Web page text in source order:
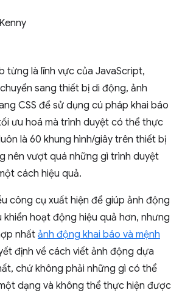
từng là lĩnh vực của JavaScript,
sang thiết bị di động, ảnh
CSS để sử dụng cú pháp khai báo
ưu hoá mà trình duyệt có thể thực
là 60 khung hình/giây trên thiết bị
nên vượt quá những gì trình duyệt
cách hiệu quả.
công cụ xuất hiện để giúp ảnh động
khiển hoạt động hiệu quả hơn, nhưng
nhất ảnh động khai báo và mệnh
định về cách viết ảnh động dựa
chứ không phải những gì có thể
dạng và không thể thực hiện được